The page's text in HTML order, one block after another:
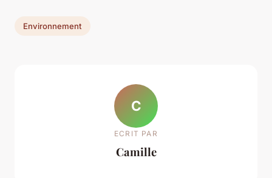
Environnement
C
ECRIT PAR
Camille